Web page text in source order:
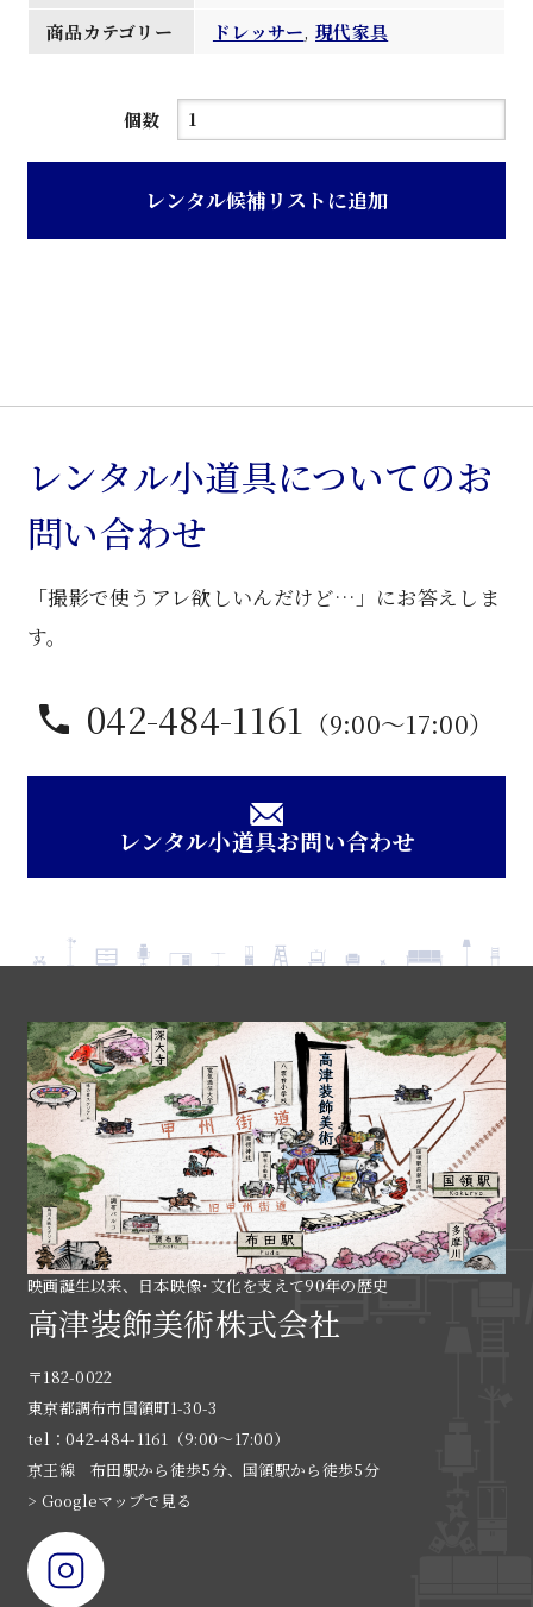
商品カテゴリー
ドレッサー,現代家具
個数
ヘ
ラ
楕
円
型
タ
ミ
ラ
ー
レンタル候補リストに追加
レンタル小道具についてのお
問い合わせ
「撮影で使うアレ欲しいんだけど…」にお答えしま
す。
042-484-1161 （9:00〜17:00）
レンタル小道具お問い合わせ
映画誕生以来、日本映像･文化を支えて90年の歴史
高津装飾美術株式会社
〒182-0022
東京都調布市国領町1-30-3
tel：042-484-1161（9:00〜17:00）
京王線 布田駅から徒歩5分、国領駅から徒歩5分
> Googleマップで見る